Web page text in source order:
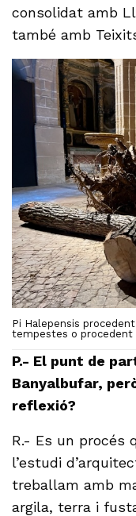
consolidat amb
també amb
Pi Halepensis
tempestes o procedent
P.- El punt de
Banyalbufar,
reflexió?
R.- Es un procés
l’estudi
treballam amb
argila, terra i